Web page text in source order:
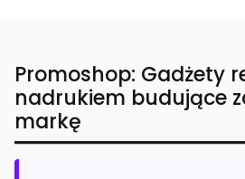
Promoshop: Gadżety
nadrukiem budujące
markę